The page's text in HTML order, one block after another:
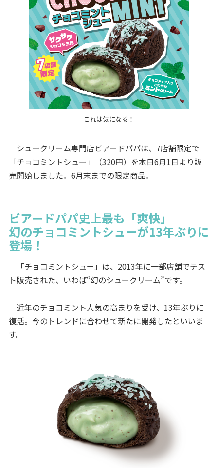
これは気になる！
シュークリーム専門店ビアードパパは、7店舗限定で
「チョコミントシュー」（320円）を本日6月1日より販
売開始しました。6月末までの限定商品。
ビアードパパ史上最も「爽快」
幻のチョコミントシューが13年ぶりに
登場！
「チョコミントシュー」は、2013年に一部店舗でテス
ト販売された、いわば“幻のシュークリーム”です。
近年のチョコミント人気の高まりを受け、13年ぶりに
復活。今のトレンドに合わせて新たに開発したといいま
す。